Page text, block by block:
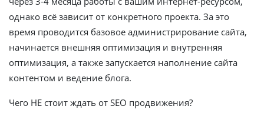
однако всё зависит от конкретного проекта. За это
время проводится базовое администрирование сайта,
начинается внешняя оптимизация и внутренняя
оптимизация, а также запускается наполнение сайта
контентом и ведение блога.
Чего НЕ стоит ждать от SEO продвижения?